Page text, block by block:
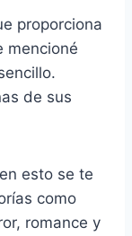
proporciona
mencioné
de sus
en esto se te
como
romance y